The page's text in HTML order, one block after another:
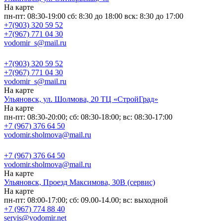
На карте
пн-пт: 08:30-19:00 сб: 8:30 до 18:00 вск: 8:30 до 17:00
+7(903) 320 59 52
+7(967) 771 04 30
vodomir_s@mail.ru
+7(903) 320 59 52
+7(967) 771 04 30
vodomir_s@mail.ru
На карте
Ульяновск, ул. Шолмова, 20 ТЦ «СтройГрад»
На карте
пн-пт: 08:30-20:00; сб: 08:30-18:00; вс: 08:30-17:00
+7 (967) 376 64 50
vodomir.sholmova@mail.ru
+7 (967) 376 64 50
vodomir.sholmova@mail.ru
На карте
Ульяновск, Проезд Максимова, 30В (сервис)
На карте
пн-пт: 08:00-17:00; сб: 09.00-14.00; вс: выходной
+7 (967) 774 88 40
servis@vodomir.net